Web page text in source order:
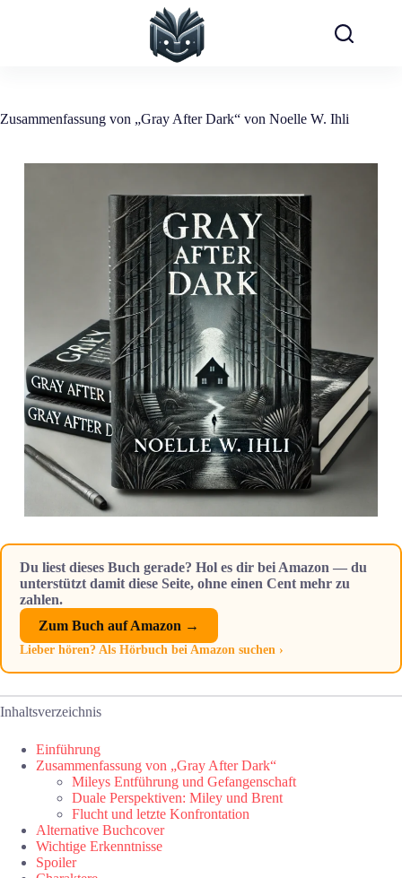
Zusammenfassung von „Gray After Dark“ von Noelle W. Ihli
Du liest dieses Buch gerade? Hol es dir bei Amazon — du
unterstützt damit diese Seite, ohne einen Cent mehr zu
zahlen.
Zum Buch auf Amazon →
Lieber hören? Als Hörbuch bei Amazon suchen ›
Inhaltsverzeichnis
Einführung
Zusammenfassung von „Gray After Dark“
Mileys Entführung und Gefangenschaft
Duale Perspektiven: Miley und Brent
Flucht und letzte Konfrontation
Alternative Buchcover
Wichtige Erkenntnisse
Spoiler